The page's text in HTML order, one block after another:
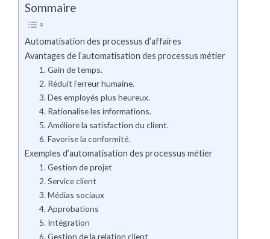
Sommaire
Automatisation des processus d’affaires
Avantages de l’automatisation des processus métier
1. Gain de temps.
2. Réduit l’erreur humaine.
3. Des employés plus heureux.
4. Rationalise les informations.
5. Améliore la satisfaction du client.
6. Favorise la conformité.
Exemples d’automatisation des processus métier
1. Gestion de projet
2. Service client
3. Médias sociaux
4. Approbations
5. Intégration
6. Gestion de la relation client